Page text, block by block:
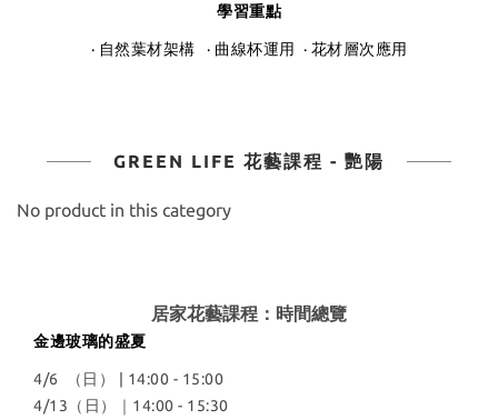
學習重點
· 自然葉材架構 · 曲線杯運用 · 花材層次應用
GREEN LIFE 花藝課程 - 艷陽
No product in this category
居家花藝課程：時間總覽
金邊玻璃的盛夏
4/6 （日） | 14:00 - 15:00
4/13（日）｜14:00 - 15:30